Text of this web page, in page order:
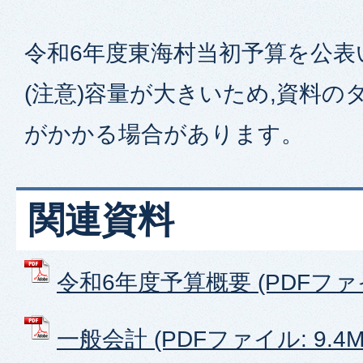
令和6年度東海村当初予算を公
(注意)容量が大きいため,資料の
がかかる場合があります。
関連資料
令和6年度予算概要 (PDFフ
一般会計 (PDFファイル: